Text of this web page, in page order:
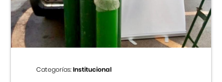
Centro Cultural Peruano Japonés
Museo de la Inmigración Japonesa
Categorías:Institucional